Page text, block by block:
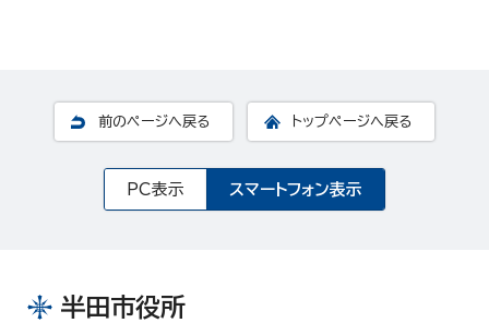
前のページへ戻る トップページへ戻る
PC表示 スマートフォン表示
半田市役所